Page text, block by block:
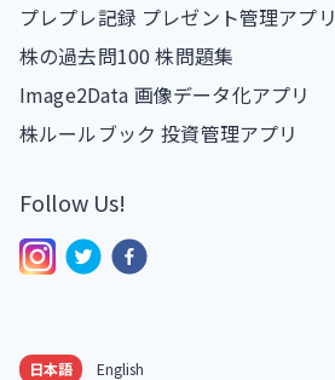
プレプレ記録 プレゼント管理アプリ
株の過去問100 株問題集
Image2Data 画像データ化アプリ
株ルールブック 投資管理アプリ
Follow Us!
日本語 English